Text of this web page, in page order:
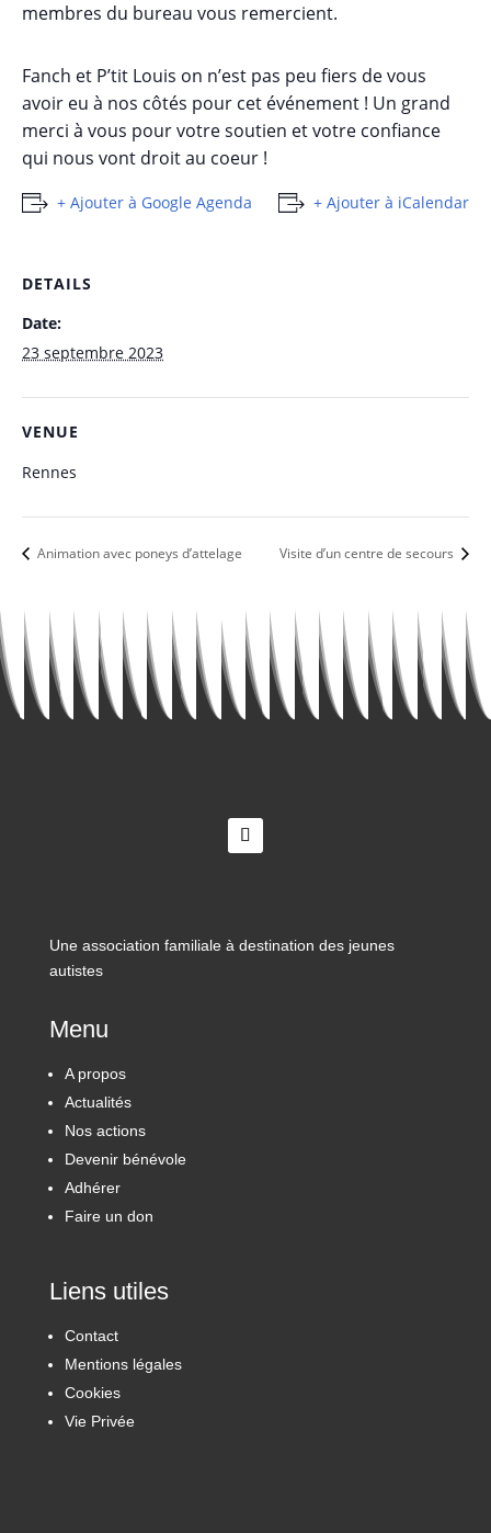
membres du bureau vous remercient.
Fanch et P’tit Louis on n’est pas peu fiers de vous
avoir eu à nos côtés pour cet événement ! Un grand
merci à vous pour votre soutien et votre confiance
qui nous vont droit au coeur !
+ Ajouter à Google Agenda + Ajouter à iCalendar
DETAILS
Date:
23 septembre 2023
VENUE
Rennes
Animation avec poneys d’attelage Visite d’un centre de secours
Une association familiale à destination des jeunes
autistes
Menu
A propos
Actualités
Nos actions
Devenir bénévole
Adhérer
Faire un don
Liens utiles
Contact
Mentions légales
Cookies
Vie Privée